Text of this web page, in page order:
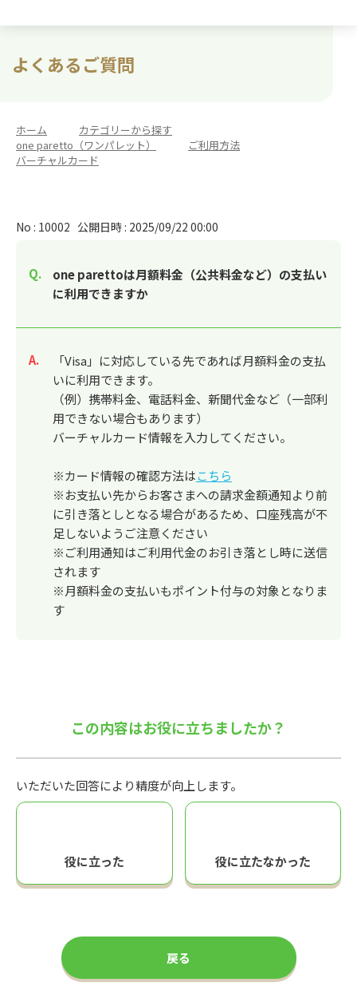
よくあるご質問
ホーム カテゴリーから探す
one paretto（ワンパレット）
ご利用方法
バーチャルカード
No : 10002 公開日時 : 2025/09/22 00:00
one parettoは月額料金（公共料金など）の支払い
に利用できますか
回答
「Visa」に対応している先であれば月額料金の支払
いに利用できます。
（例）携帯料金、電話料金、新聞代金など（一部利
用できない場合もあります）
バーチャルカード情報を入力してください。
※カード情報の確認方法はこちら
※お支払い先からお客さまへの請求金額通知より前
に引き落としとなる場合があるため、口座残高が不
足しないようご注意ください
※ご利用通知はご利用代金のお引き落とし時に送信
されます
※月額料金の支払いもポイント付与の対象となりま
す
この内容はお役に立ちましたか？
いただいた回答により精度が向上します。
役に立った 役に立たなかった
戻る